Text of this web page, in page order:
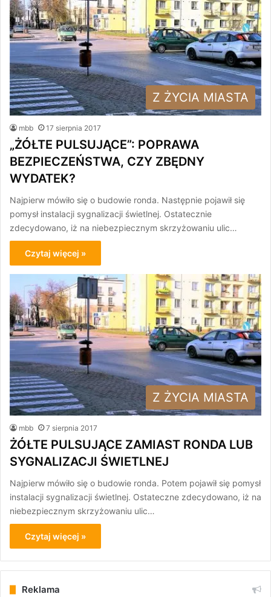
Z ŻYCIA MIASTA
mbb 17 sierpnia 2017
„ŻÓŁTE PULSUJĄCE”: POPRAWA
BEZPIECZEŃSTWA, CZY ZBĘDNY
WYDATEK?
Najpierw mówiło się o budowie ronda. Następnie pojawił się
pomysł instalacji sygnalizacji świetlnej. Ostatecznie
zdecydowano, iż na niebezpiecznym skrzyżowaniu ulic…
Czytaj więcej »
Z ŻYCIA MIASTA
mbb 7 sierpnia 2017
ŻÓŁTE PULSUJĄCE ZAMIAST RONDA LUB
SYGNALIZACJI ŚWIETLNEJ
Najpierw mówiło się o budowie ronda. Potem pojawił się pomysł
instalacji sygnalizacji świetlnej. Ostateczne zdecydowano, iż na
niebezpiecznym skrzyżowaniu ulic…
Czytaj więcej »
Reklama